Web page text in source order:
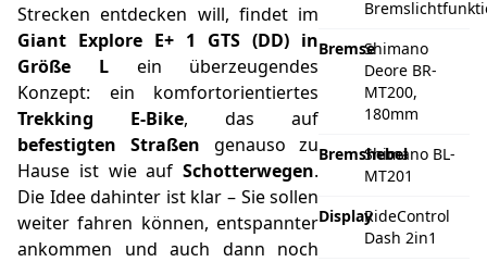
Strecken entdecken will, findet im
Giant Explore E+ 1 GTS (DD) in
Größe Lein überzeugendes
Konzept: ein komfortorientiertes
Trekking E‑Bike, das auf
befestigten Straßen genauso zu
Hause ist wie aufSchotterwegen.
Die Idee dahinter ist klar – Sie sollen
weiter fahren können, entspannter
ankommen und auch dann noch
BremseShimano
Deore BR-
MT200,
180mm
BremshebelShimano BL-
MT201
DisplayRideControl
Dash 2in1